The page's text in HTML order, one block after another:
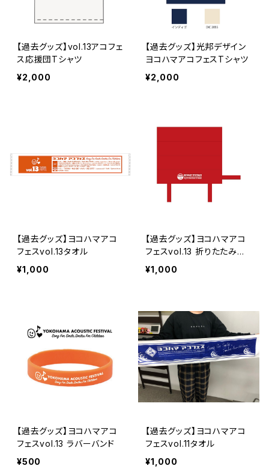
【過去グッズ】vol.13アコフェ
ス応援団Tシャツ
¥2,000
【過去グッズ】光邦デザイン
ヨコハマアコフェスTシャツ
¥2,000
【過去グッズ】ヨコハマアコ
フェスvol.13タオル
¥1,000
【過去グッズ】ヨコハマアコ
フェスvol.13 折りたたみク
ッション
¥1,000
【過去グッズ】ヨコハマアコ
フェスvol.13 ラバーバンド
¥500
【過去グッズ】ヨコハマアコ
フェスvol.11タオル
¥1,000